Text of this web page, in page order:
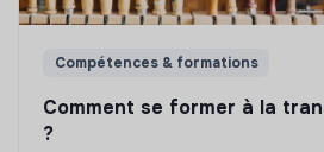
Compétences & formations
Comment se former à la
?